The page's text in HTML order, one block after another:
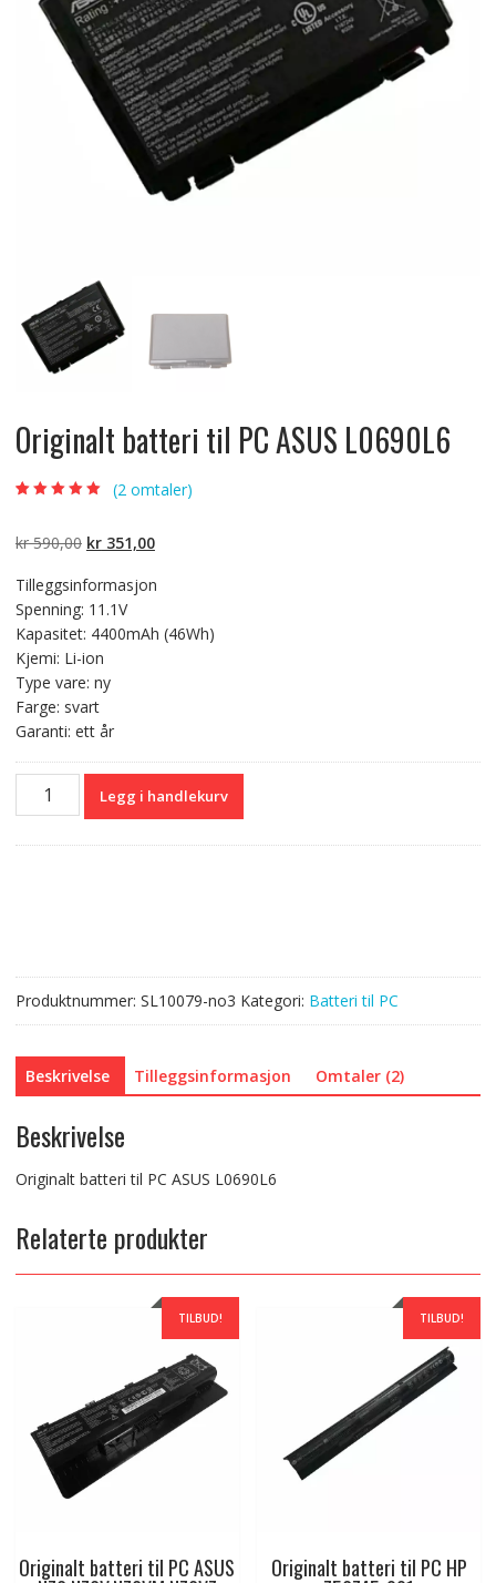
Originalt batteri til PC ASUS L0690L6
kundevurderinger
(2omtaler)
kr590,00 Opprinnelig
var:
kr 590,00.
kr351,00Nåværende
er:
Tilleggsinformasjon
Spenning: 11.1V
Kapasitet: 4400mAh (46Wh)
Kjemi: Li-ion
Type vare: ny
Farge: svart
Garanti: ett år
Originalt
batteri
Legg i handlekurv
Produktnummer: SL10079-no3 Kategori: Batteri til PC
Beskrivelse Tilleggsinformasjon Omtaler (2)
Beskrivelse
Originalt batteri til PC ASUS L0690L6
Relaterte produkter
TILBUD!
Originalt batteri til PC ASUS
TILBUD!
Originalt batteri til PC HP